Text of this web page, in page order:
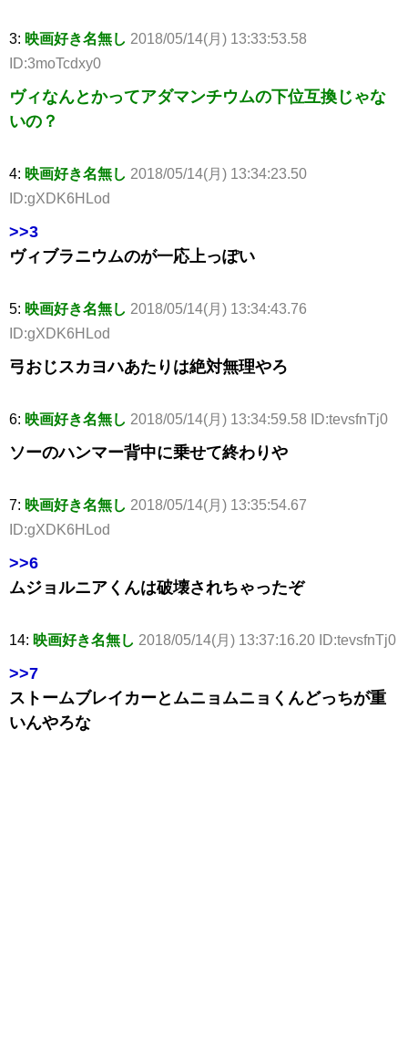
3: 映画好き名無し 2018/05/14(月) 13:33:53.58
ID:3moTcdxy0
ヴィなんとかってアダマンチウムの下位互換じゃな
いの？
4: 映画好き名無し 2018/05/14(月) 13:34:23.50
ID:gXDK6HLod
>>3
ヴィブラニウムのが一応上っぽい
5: 映画好き名無し 2018/05/14(月) 13:34:43.76
ID:gXDK6HLod
弓おじスカヨハあたりは絶対無理やろ
6: 映画好き名無し 2018/05/14(月) 13:34:59.58 ID:tevsfnTj0
ソーのハンマー背中に乗せて終わりや
7: 映画好き名無し 2018/05/14(月) 13:35:54.67
ID:gXDK6HLod
>>6
ムジョルニアくんは破壊されちゃったぞ
14: 映画好き名無し 2018/05/14(月) 13:37:16.20 ID:tevsfnTj0
>>7
ストームブレイカーとムニョムニョくんどっちが重
いんやろな